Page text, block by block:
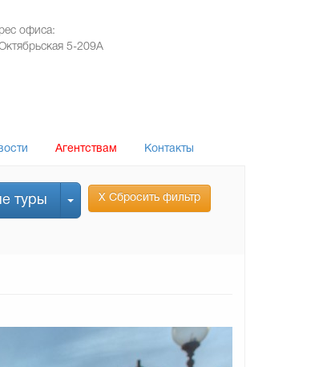
офиса:
5-209А
Агентствам Контакты
туры Х Сбросить фильтр